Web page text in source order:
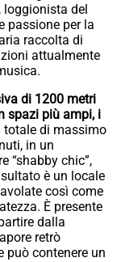
loggionista del
passione per la
raccolta di
attualmente
di 1200 metri
spazi più ampi, i
totale di massimo
in un
“shabby chic”,
è un locale
così come
È presente
dalla
retrò
può contenere un